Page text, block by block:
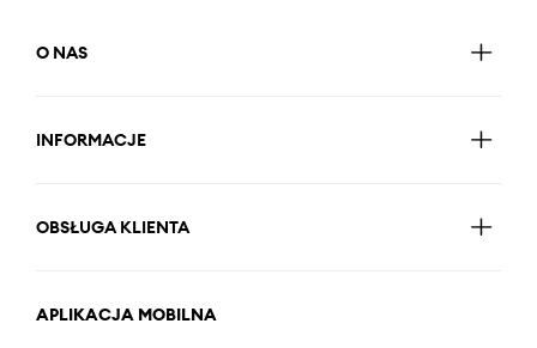
O NAS
INFORMACJE
OBSŁUGA KLIENTA
APLIKACJA MOBILNA